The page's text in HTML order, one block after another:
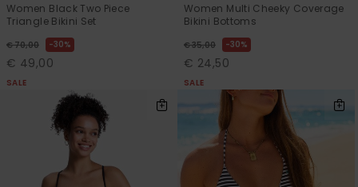
Women Black Two Piece
Triangle Bikini Set
€ 70,00 30%
€ 49,00
SALE
Women Multi Cheeky Coverage
Bikini Bottoms
€ 35,00 30%
€ 24,50
SALE